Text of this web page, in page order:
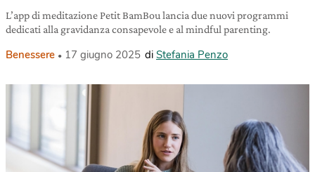
L’app di meditazione Petit BamBou lancia due nuovi programmi
dedicati alla gravidanza consapevole e al mindful parenting.
Benessere 17 giugno 2025 di Stefania Penzo